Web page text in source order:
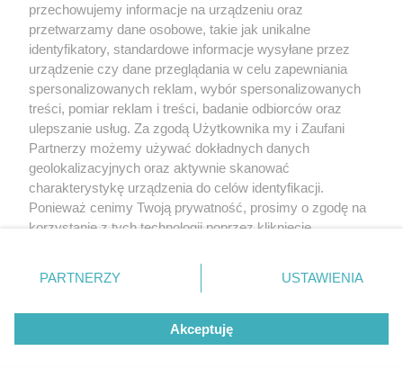
przechowujemy informacje na urządzeniu oraz
przetwarzamy dane osobowe, takie jak unikalne
identyfikatory, standardowe informacje wysyłane przez
urządzenie czy dane przeglądania w celu zapewniania
spersonalizowanych reklam, wybór spersonalizowanych
treści, pomiar reklam i treści, badanie odbiorców oraz
ulepszanie usług. Za zgodą Użytkownika my i Zaufani
Partnerzy możemy używać dokładnych danych
geolokalizacyjnych oraz aktywnie skanować
charakterystykę urządzenia do celów identyfikacji.
Ponieważ cenimy Twoją prywatność, prosimy o zgodę na
korzystanie z tych technologii poprzez kliknięcie
zmienić/wycofać klikając przycisk ustawień prywatności
znajdujący się w lewym dolnym rogu strony
rodzaje przetwarzania danych nie wymagają zgody
użytkownika, ale masz prawo sprzeciwić się takiemu
przetwarzaniu. Preferencje będą miały zastosowanie tylko
PARTNERZY USTAWIENIA
Akceptuję